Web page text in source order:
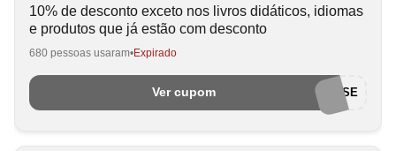
10% de desconto exceto nos livros didáticos, idiomas
e produtos que já estão com desconto
680 pessoas usaram Expirado
Ver cupom AFILIADOSCLICKWISE